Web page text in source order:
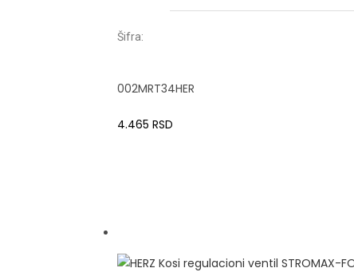
Šifra:
002MRT34HER
4.465 RSD